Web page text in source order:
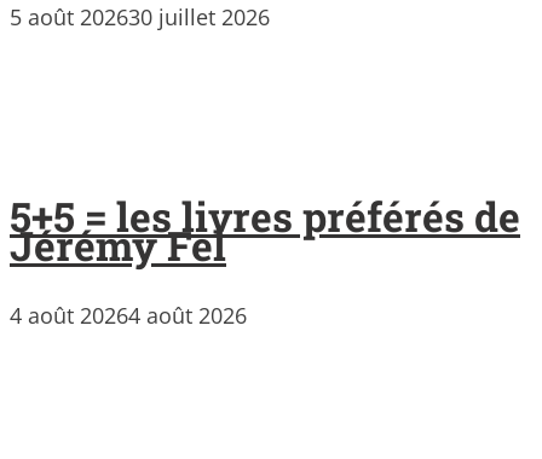
5 août 202630 juillet 2026
5+5 = les livres préférés de
Jérémy Fel
4 août 20264 août 2026